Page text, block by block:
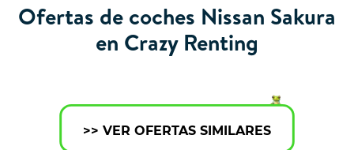
Ofertas de coches Nissan Sakura
en Crazy Renting
>> VER OFERTAS SIMILARES